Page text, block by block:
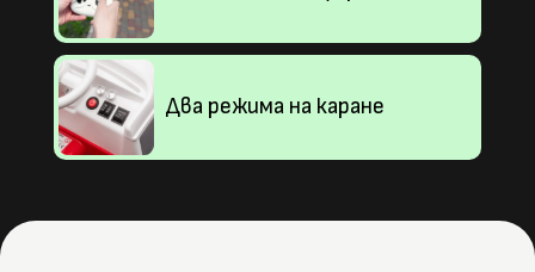
Два режима на каране